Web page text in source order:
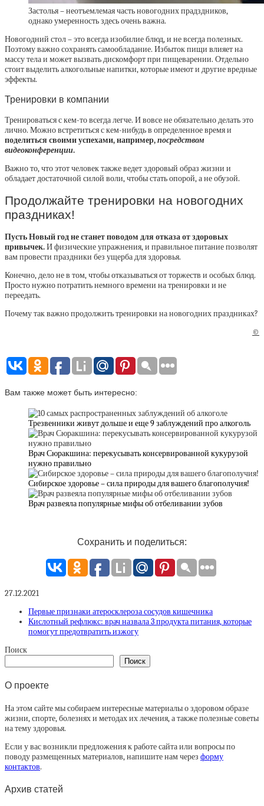
Застолья – неотъемлемая часть новогодних прадздников,
однако умеренность здесь очень важна.
Новогодний стол – это всегда изобилие блюд, и не всегда полезных.
Поэтому важно сохранять самообладание. Избыток пищи влияет на
массу тела и может вызвать дискомфорт при пищеварении. Отдельно
стоит выделить алкогольные напитки, которые имеют и другие вредные
эффекты.
Тренировки в компании
Тренироваться с кем-то всегда легче. И вовсе не обязательно делать это
лично. Можно встретиться с кем-нибудь в определенное время и
поделиться своими успехами, например,посредством
видеоконференции.
Важно то, что этот человек также ведет здоровый образ жизни и
обладает достаточной силой воли, чтобы стать опорой, а не обузой.
Продолжайте тренировки на новогодних
праздниках!
Пусть Новый год не станет поводом для отказа от здоровых
привычек.И физические упражнения, и правильное питание позволят
вам провести праздники без ущерба для здоровья.
Конечно, дело не в том, чтобы отказываться от торжеств и особых блюд.
Просто нужно потратить немного времени на тренировки и не
переедать.
Почему так важно продолжить тренировки на новогодних праздниках?
©
Вам также может быть интересно:
Трезвенники живут дольше и еще 9 заблуждений про алкоголь
Врач Сюракшина: перекусывать консервированной кукурузой
нужно правильно
Сибирское здоровье – сила природы для вашего благополучия!
Врач развеяла популярные мифы об отбеливании зубов
Сохранить и поделиться:
27.12.2021
Первые признаки атеросклероза сосудов кишечника
Кислотный рефлюкс: врач назвала 3 продукта питания, которые
помогут предотвратить изжогу
Поиск
Поиск
О проекте
На этом сайте мы собираем интересные материалы о здоровом образе
жизни, спорте, болезнях и методах их лечения, а также полезные советы
на тему здоровья.
Если у вас возникли предложения к работе сайта или вопросы по
поводу размещенных материалов, напишите нам через форму
контактов.
Архив статей